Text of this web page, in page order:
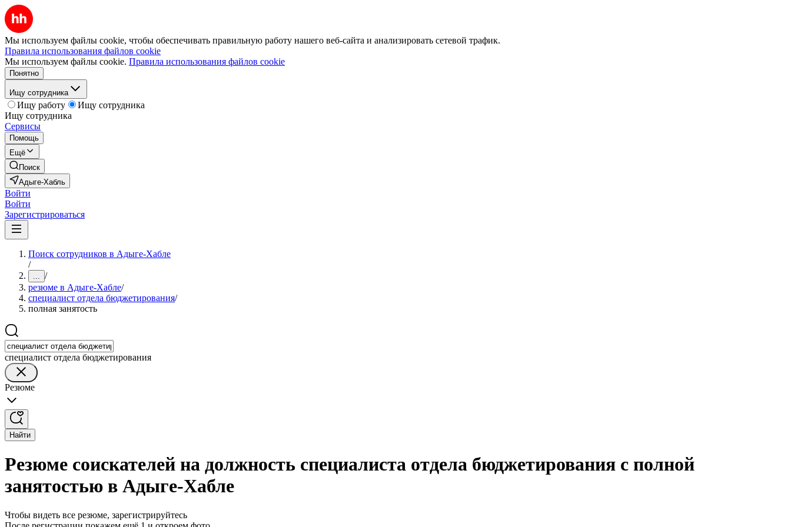
Мы используем файлы cookie, чтобы обеспечивать правильную работу нашего веб-сайта и анализировать сетевой трафик.
Правила использования файлов cookie
Мы используем файлы cookie. Правила использования файлов cookie
Понятно
Ищу сотрудника
Ищу работу
Ищу сотрудника
Ищу сотрудника
Сервисы
Помощь
Ещё
Поиск
Адыге-Хабль
Войти
Войти
Зарегистрироваться
Поиск сотрудников в Адыге-Хабле
/
... /
резюме в Адыге-Хабле/
специалист отдела бюджетирования/
полная занятость
специалист отдела бюджетирования
Резюме
Найти
Резюме соискателей на должность специалиста отдела бюджетирования с полной
занятостью в Адыге-Хабле
Чтобы видеть все резюме, зарегистрируйтесь